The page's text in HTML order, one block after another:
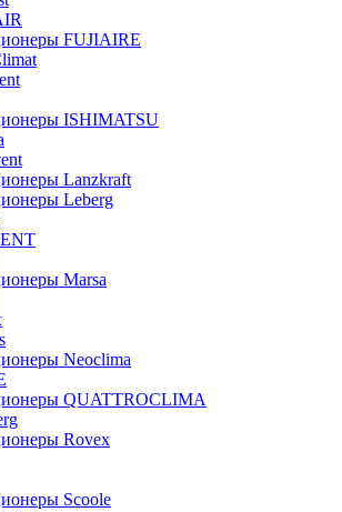
FUJIAIRE
ISHIMATSU
Lanzkraft
Leberg
Marsa
Neoclima
QUATTROCLIMA
Rovex
Scoole